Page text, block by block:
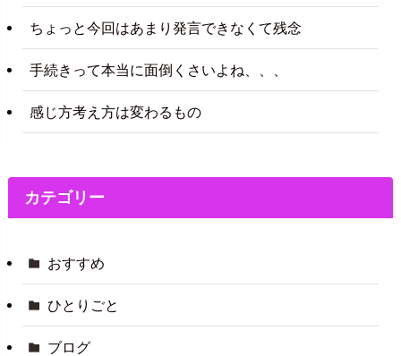
ちょっと今回はあまり発言できなくて残念
手続きって本当に面倒くさいよね、、、
感じ方考え方は変わるもの
カテゴリー
おすすめ
ひとりごと
ブログ